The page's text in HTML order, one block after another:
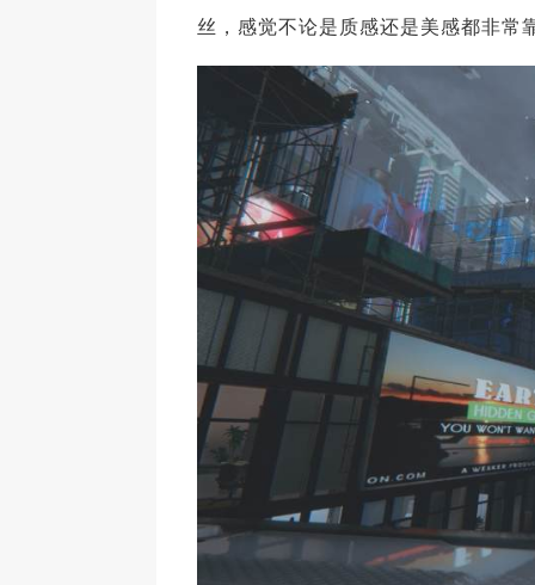
丝，感觉不论是质感还是美感都非常